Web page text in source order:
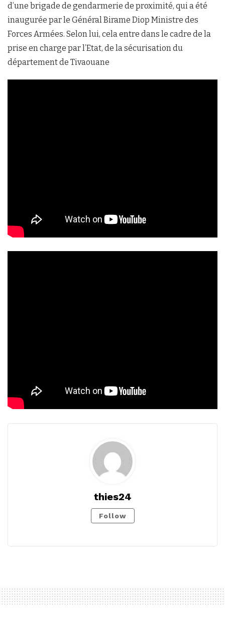
d’une brigade de gendarmerie de proximité, qui a été
inaugurée par le Général Birame Diop Ministre des
Forces Armées. Selon lui, cela entre dans le cadre de la
prise en charge par l’Etat, de la sécurisation du
département de Tivaouane
thies24
Follow